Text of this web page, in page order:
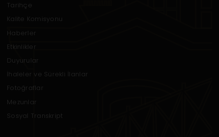
Tarihçe
Kalite Komisyonu
Haberler
Etkinlikler
Duyurular
İhaleler ve Sürekli İlanlar
Fotoğraflar
Mezunlar
Sosyal Transkript